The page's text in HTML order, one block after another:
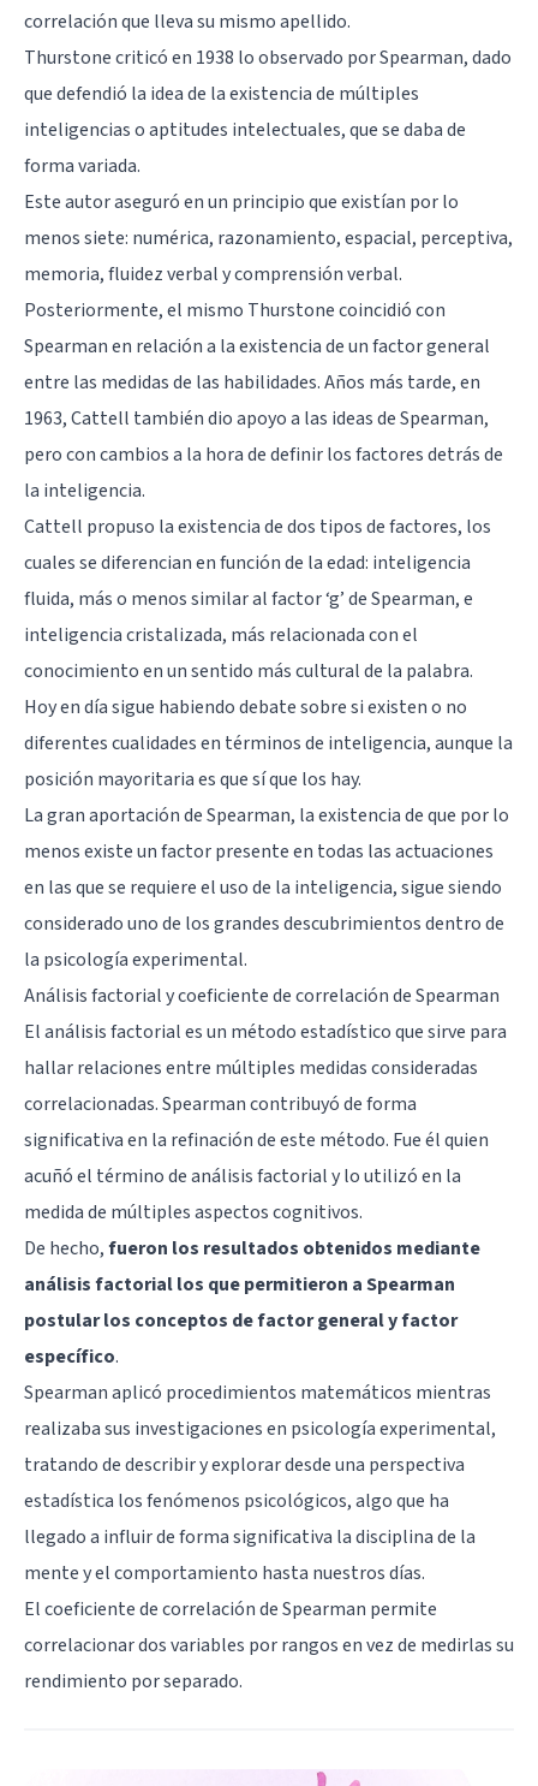
correlación que lleva su mismo apellido.
Thurstonecriticó en 1938 lo observado por Spearman, dado
que defendió la idea de la existencia de múltiples
inteligencias o aptitudes intelectuales, que se daba de
forma variada.
Este autor aseguró en un principio que existían por lo
menos siete: numérica, razonamiento, espacial, perceptiva,
memoria, fluidez verbal y comprensión verbal.
Posteriormente, el mismo Thurstone coincidió con
Spearman en relación a la existencia de un factor general
entre las medidas de las habilidades. Años más tarde, en
1963,Cattell también dio apoyo a las ideas de Spearman,
pero con cambios a la hora de definir los factores detrás de
la inteligencia.
Cattell propuso la existencia de dos tipos de factores, los
cuales se diferencian en función de la edad: inteligencia
fluida, más o menos similar al factor ‘g’ de Spearman, e
inteligencia cristalizada, más relacionada con el
conocimiento en un sentido más cultural de la palabra.
Hoy en día sigue habiendo debate sobre si existen o no
diferentes cualidades en términos de inteligencia, aunque la
posición mayoritaria es que sí que los hay.
La gran aportación de Spearman, la existencia de que por lo
menos existe un factor presente en todas las actuaciones
en las que se requiere el uso de la inteligencia, sigue siendo
considerado uno de los grandes descubrimientos dentro de
la psicología experimental.
Análisis factorial y coeficiente de correlación de Spearman
El análisis factorial es un método estadístico que sirve para
hallar relaciones entre múltiples medidas consideradas
correlacionadas. Spearman contribuyó de forma
significativa en la refinación de este método. Fue él quien
acuñó el término de análisis factorial y lo utilizó en la
medida de múltiples aspectos cognitivos.
De hecho,fueron los resultados obtenidos mediante
análisis factorial los que permitieron a Spearman
postular los conceptos de factor general y factor
específico.
Spearman aplicó procedimientos matemáticos mientras
realizaba sus investigaciones en psicología experimental,
tratando de describir y explorar desde una perspectiva
estadística los fenómenos psicológicos, algo que ha
llegado a influir de forma significativa la disciplina de la
mente y el comportamiento hasta nuestros días.
El coeficiente de correlación de Spearman permite
correlacionar dos variables por rangos en vez de medirlas su
rendimiento por separado.